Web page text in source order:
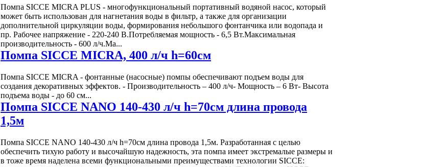
Помпа SICCE MICRA PLUS - многофункциональный портативный водяной насос, который
может быть использован для нагнетания воды в фильтр, а также для организации
дополнительной циркуляции воды, формирования небольшого фонтанчика или водопада и
пр. Рабочее напряжение - 220-240 В.Потребляемая мощность - 6,5 Вт.Максимальная
производительность - 600 л/ч.Ма...
Помпа SICCE MICRA, 400 л/ч h=60см
Помпа SICCE MICRA - фонтанные (насосные) помпы обеспечивают подъем воды для
создания декоративных эффектов. - Производительность – 400 л/ч- Мощность – 6 Вт- Высота
подъема воды - до 60 см...
Помпа SICCE NANO 140-430 л/ч h=70см длина провода
1,5м
Помпа SICCE NANO 140-430 л/ч h=70см длина провода 1,5м. Разработанная с целью
обеспечить тихую работу и высочайшую надежность, эта помпа имеет экстремалые размеры и
в тоже время наделена всеми функциональными преимуществами технологии SICCE: